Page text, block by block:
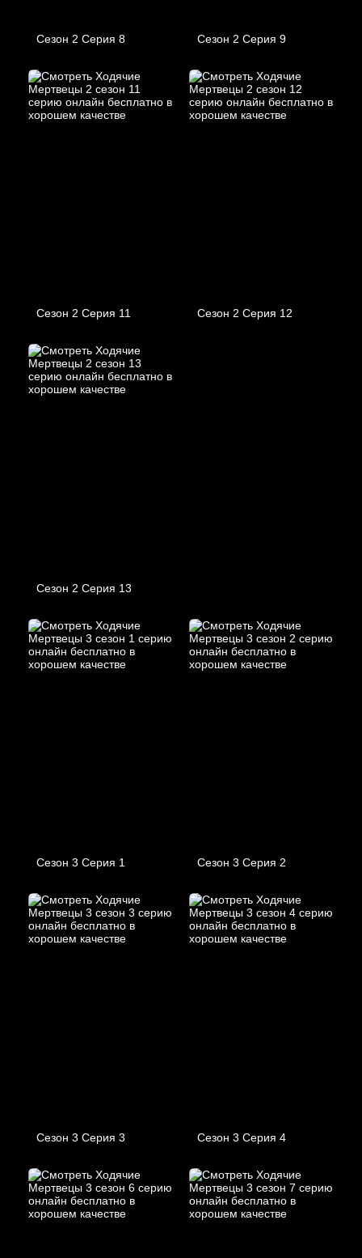
Сезон 2 Серия 8 Сезон 2 Серия 9
Сезон 2 Серия 11 Сезон 2 Серия 12
Сезон 2 Серия 13
Сезон 3 Серия 1 Сезон 3 Серия 2
Сезон 3 Серия 3 Сезон 3 Серия 4